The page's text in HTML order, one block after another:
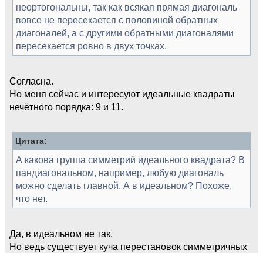
неортогональны, так как всякая прямая диагональ
вовсе не пересекается с половиной обратных
диагоналей, а с другими обратными диагоналями
пересекается ровно в двух точках.
Согласна.
Но меня сейчас и интересуют идеальные квадраты
нечётного порядка: 9 и 11.
Цитата:
А какова группа симметрий идеального квадрата? В
пандиагональном, например, любую диагональ
можно сделать главной. А в идеальном? Похоже,
что нет.
Да, в идеальном не так.
Но ведь существует куча перестановок симметричных